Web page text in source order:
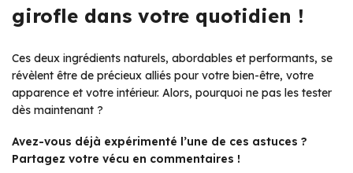
girofle dans votre quotidien !
Ces deux ingrédients naturels, abordables et performants, se
révèlent être de précieux alliés pour votre bien-être, votre
apparence et votre intérieur. Alors, pourquoi ne pas les tester
dès maintenant ?
Avez-vous déjà expérimenté l’une de ces astuces ?
Partagez votre vécu en commentaires !